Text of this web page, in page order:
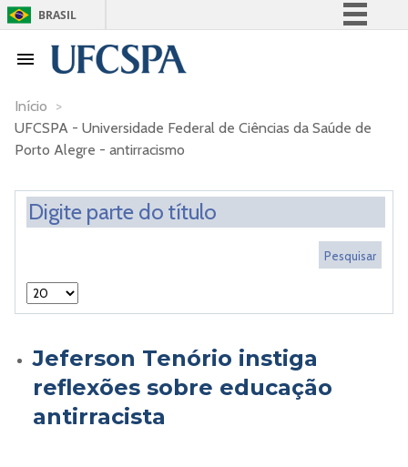
BRASIL
Acesso à informação
Canais
Início >
UFCSPA - Universidade Federal de Ciências da Saúde de
Porto Alegre - antirracismo
Jeferson Tenório instiga
reflexões sobre educação
antirracista